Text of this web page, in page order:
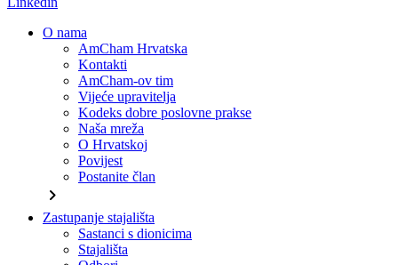
O nama
AmCham Hrvatska
Kontakti
AmCham-ov tim
Vijeće upravitelja
Kodeks dobre poslovne prakse
Naša mreža
O Hrvatskoj
Povijest
Postanite član
chevron_right
Zastupanje stajališta
Sastanci s dionicima
Stajališta